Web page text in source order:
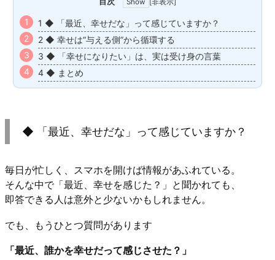
[非表示]
1 ◆ 「最近、幸せだな」って感じていますか？
2 ◆ 幸せは“与える側”から循環する
3 ◆ 「幸せになりたい」は、実は受け身の言葉
4 ◆ まとめ
◆ 「最近、幸せだな」って感じていますか？
毎日が忙しく、スマホを開けば情報があふれている。
そんな中で「最近、幸せを感じた？」と聞かれても、
即答できる人は意外と少ないかもしれません。
でも、もうひとつ質問があります
「最近、誰かを幸せだって感じさせた？」